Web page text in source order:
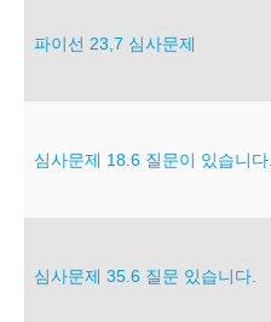
파이선 23,7 심사문제
심사문제 18.6 질문이 있습니다.
심사문제 35.6 질문 있습니다.